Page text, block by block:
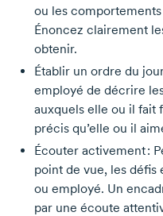
ou les
Énoncez clairement
obtenir.
Établir un ordre du
employé de décrire
auxquels elle ou il fait
précis qu’elle ou il
Écouter activement :
point de vue, les défis
ou employé. Un
par une écoute